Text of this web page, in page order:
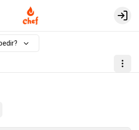
Login